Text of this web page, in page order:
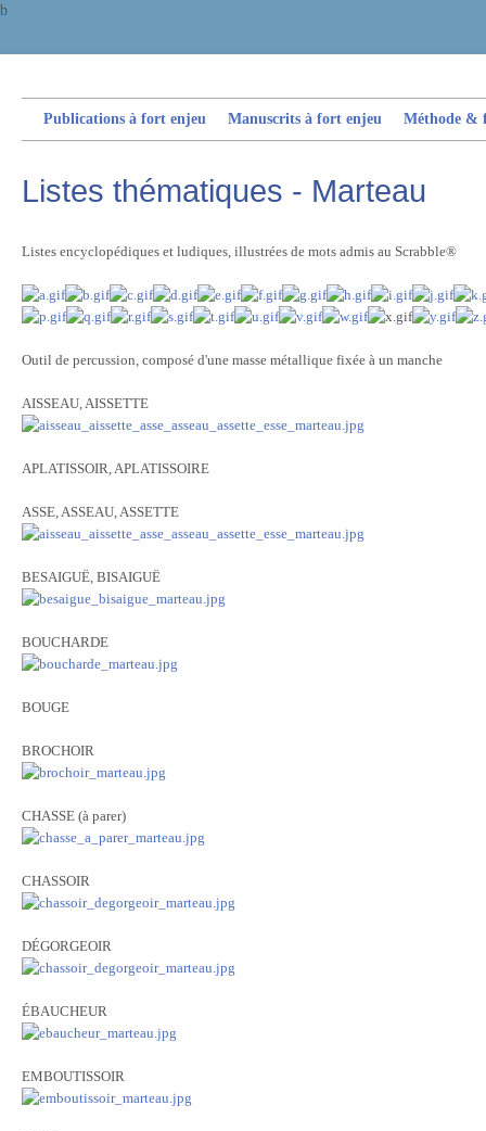
b
Publications à fort enjeu Manuscrits à fort enjeu Méthode &
Listes thématiques - Marteau
Listes encyclopédiques et ludiques, illustrées de mots admis au Scrabble®
Outil de percussion, composé d'une masse métallique fixée à un manche
AISSEAU, AISSETTE
APLATISSOIR, APLATISSOIRE
ASSE, ASSEAU, ASSETTE
BESAIGUË, BISAIGUË
BOUCHARDE
BOUGE
BROCHOIR
CHASSE (à parer)
CHASSOIR
DÉGORGEOIR
ÉBAUCHEUR
EMBOUTISSOIR